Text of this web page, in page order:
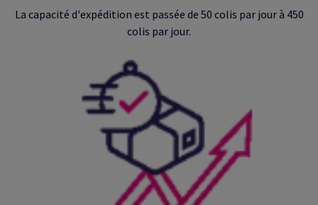
La capacité d'expédition est passée de 50 colis par jour à 450
colis par jour.